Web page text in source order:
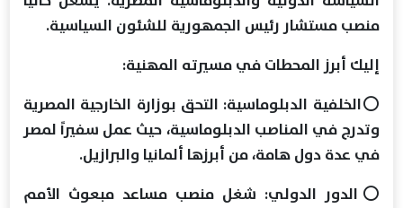
منصب مستشار رئيس الجمهورية للشئون السياسية.
إليك أبرز المحطات في مسيرته المهنية:
⭕️الخلفية الدبلوماسية: التحق بوزارة الخارجية المصرية
وتدرج في المناصب الدبلوماسية، حيث عمل سفيراً لمصر
في عدة دول هامة، من أبرزها ألمانيا والبرازيل.
⭕️الدور الدولي: شغل منصب مساعد مبعوث الأمم